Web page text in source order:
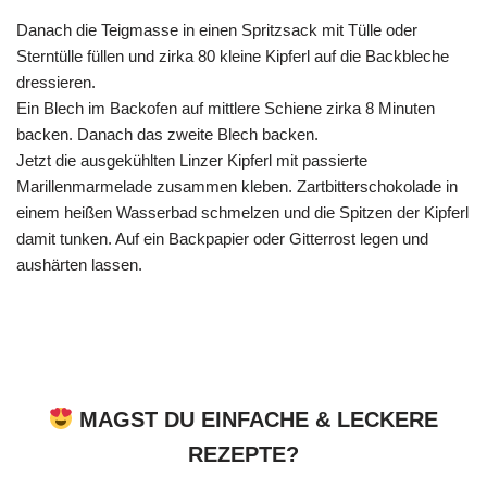
Danach die Teigmasse in einen Spritzsack mit Tülle oder
Sterntülle füllen und zirka 80 kleine Kipferl auf die Backbleche
dressieren.
Ein Blech im Backofen auf mittlere Schiene zirka 8 Minuten
backen. Danach das zweite Blech backen.
Jetzt die ausgekühlten Linzer Kipferl mit passierte
Marillenmarmelade zusammen kleben. Zartbitterschokolade in
einem heißen Wasserbad schmelzen und die Spitzen der Kipferl
damit tunken. Auf ein Backpapier oder Gitterrost legen und
aushärten lassen.
MAGST DU EINFACHE & LECKERE
REZEPTE?